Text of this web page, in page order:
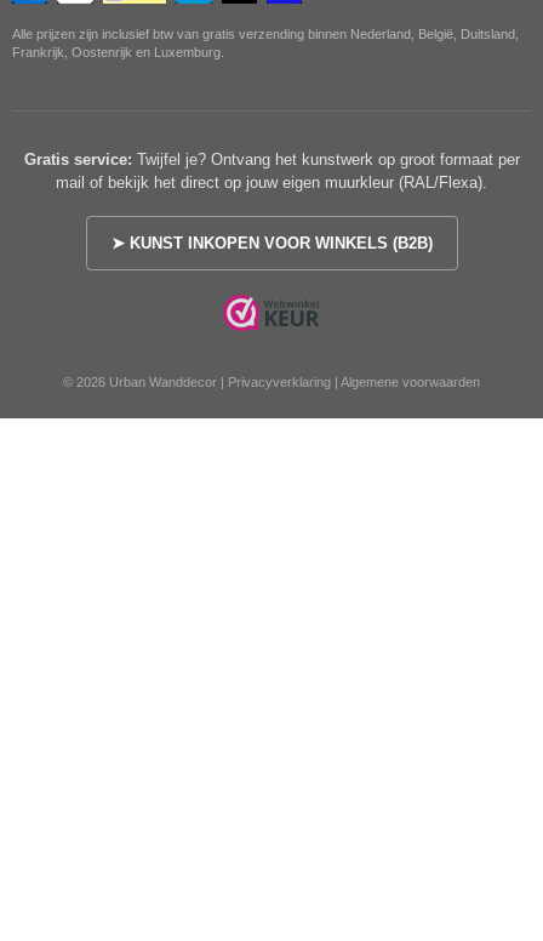
Alle prijzen zijn inclusief btw van gratis verzending binnen Nederland, België, Duitsland,
Frankrijk, Oostenrijk en Luxemburg.
Gratis service: Twijfel je? Ontvang het kunstwerk op groot formaat per
mail of bekijk het direct op jouw eigen muurkleur (RAL/Flexa).
➤ KUNST INKOPEN VOOR WINKELS (B2B)
© 2026 Urban Wanddecor | Privacyverklaring | Algemene voorwaarden